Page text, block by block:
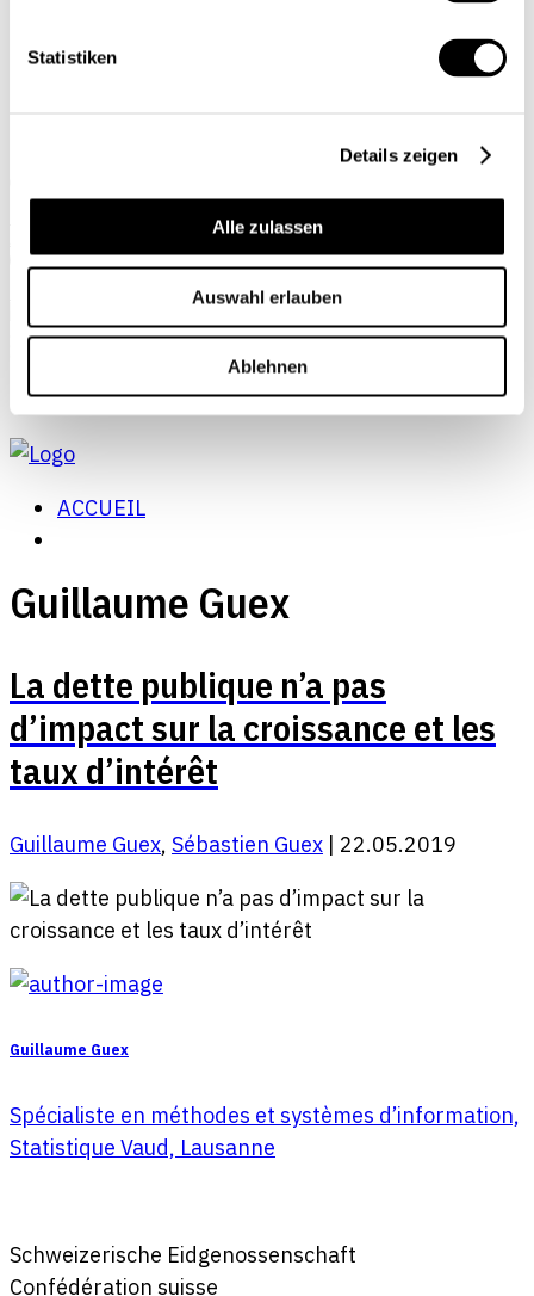
Statistiken
Details zeigen
Alle zulassen
Auswahl erlauben
Ablehnen
Abonnement
ACCUEIL
Guillaume Guex
La dette publique n’a pas
d’impact sur la croissance et les
taux d’intérêt
Guillaume Guex, Sébastien Guex | 22.05.2019
Guillaume Guex
Spécialiste en méthodes et systèmes d’information,
Statistique Vaud, Lausanne
Schweizerische Eidgenossenschaft
Confédération suisse